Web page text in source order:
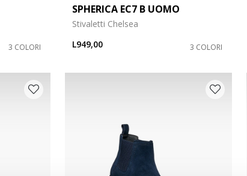
3 COLORI
SPHERICA EC7 B UOMO
Stivaletti Chelsea
L949,00
3 COLORI